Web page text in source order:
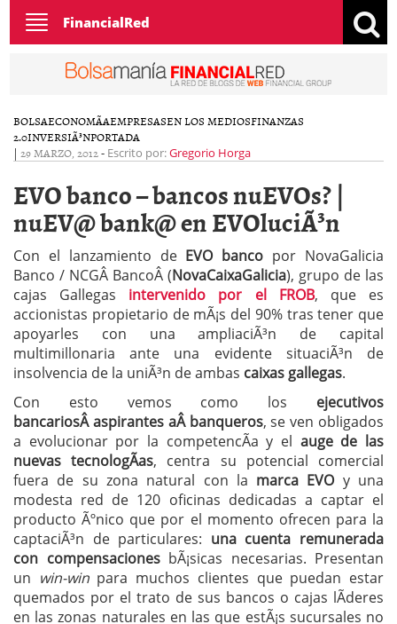
Toggle
navigation
FinancialRed
BOLSAECONOMÃ­AEMPRESASEN LOS MEDIOSFINANZAS
2.0INVERSIÃ³NPORTADA
| 29 MARZO, 2012- Escrito por:Gregorio Horga
EVO banco – bancos nuEVOs? |
nuEV@ bank@ en EVOluciÃ³n
Con el lanzamiento de EVO banco por NovaGalicia
Banco / NCGÂ BancoÂ (NovaCaixaGalicia), grupo de las
cajas Gallegas intervenido por el FROB, que es
accionistas propietario de mÃ¡s del 90% tras tener que
apoyarles con una ampliaciÃ³n de capital
multimillonaria ante una evidente situaciÃ³n de
insolvencia de la uniÃ³n de ambas caixas gallegas.
Con esto vemos como los ejecutivos
bancariosÂ aspirantes aÂ banqueros, se ven obligados
a evolucionar por la competencÃ­a y el auge de las
nuevas tecnologÃ­as, centra su potencial comercial
fuera de su zona natural con la marca EVO y una
modesta red de 120 oficinas dedicadas a captar el
producto Ãºnico que por el momento ofrecen para la
captaciÃ³n de particulares: una cuenta remunerada
con compensaciones bÃ¡sicas necesarias. Presentan
un win-win para muchos clientes que puedan estar
quemados por el trato de sus bancos o cajas lÃ­deres
en las zonas naturales en las que estÃ¡s sucursales no